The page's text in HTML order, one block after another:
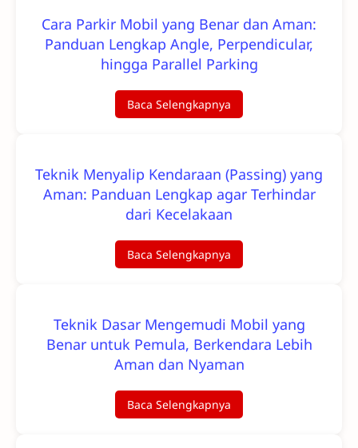
Cara Parkir Mobil yang Benar dan Aman:
Panduan Lengkap Angle, Perpendicular,
hingga Parallel Parking
Baca Selengkapnya
Teknik Menyalip Kendaraan (Passing) yang
Aman: Panduan Lengkap agar Terhindar
dari Kecelakaan
Baca Selengkapnya
Teknik Dasar Mengemudi Mobil yang
Benar untuk Pemula, Berkendara Lebih
Aman dan Nyaman
Baca Selengkapnya